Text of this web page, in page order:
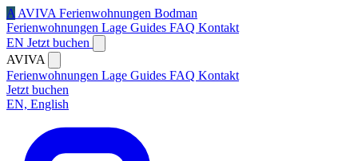
A AVIVA Ferienwohnungen Bodman
Ferienwohnungen Lage Guides FAQ Kontakt
EN Jetzt buchen
AVIVA
Ferienwohnungen Lage Guides FAQ Kontakt
Jetzt buchen
EN, English